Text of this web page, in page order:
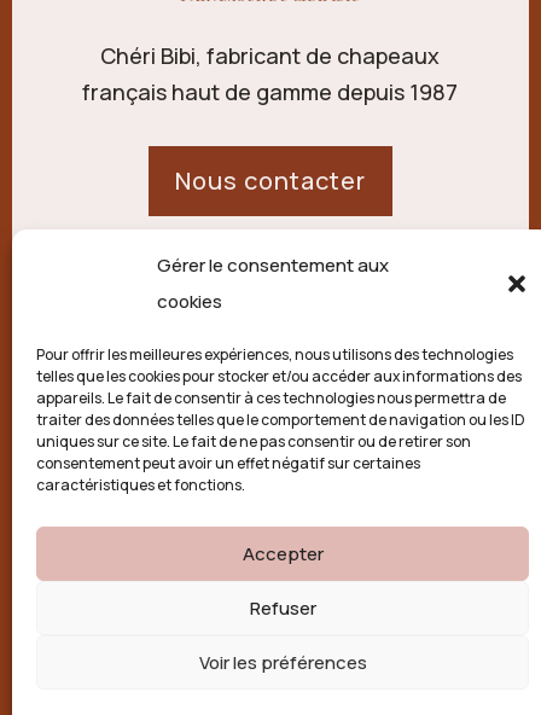
Gérer le consentement aux
cookies
Pour offrir les meilleures expériences, nous utilisons des technologies
telles que les cookies pour stocker et/ou accéder aux informations des
appareils. Le fait de consentir à ces technologies nous permettra de
traiter des données telles que le comportement de navigation ou les ID
uniques sur ce site. Le fait de ne pas consentir ou de retirer son
consentement peut avoir un effet négatif sur certaines
caractéristiques et fonctions.
Accepter
Refuser
Voir les préférences
Chéri Bibi, fabricant de chapeaux
français haut de gamme depuis 1987
Nous contacter
21 route de Palisse,
Politique de confidentialité
Conditions générales